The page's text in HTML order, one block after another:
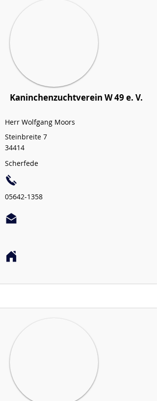
Kaninchenzuchtverein W 49 e. V.
Herr Wolfgang Moors
Steinbreite 7
34414
Scherfede
05642-1358